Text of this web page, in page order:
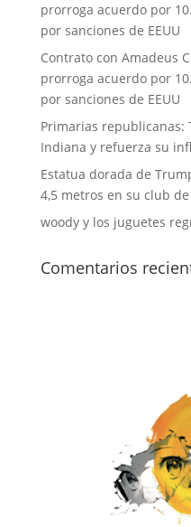
prorroga acuerdo por
por sanciones de EEUU
Contrato con Amadeus
prorroga acuerdo por
por sanciones de EEUU
Primarias
Indiana y refuerza su
Estatua dorada de
4,5 metros en su club
woody y los juguetes
Comentarios